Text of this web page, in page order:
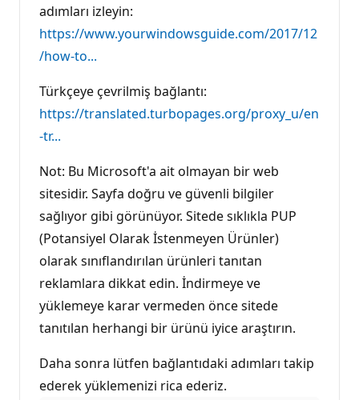
adımları izleyin:
https://www.yourwindowsguide.com/2017/12
/how-to...
Türkçeye çevrilmiş bağlantı:
https://translated.turbopages.org/proxy_u/en
-tr...
Not: Bu Microsoft'a ait olmayan bir web
sitesidir. Sayfa doğru ve güvenli bilgiler
sağlıyor gibi görünüyor. Sitede sıklıkla PUP
(Potansiyel Olarak İstenmeyen Ürünler)
olarak sınıflandırılan ürünleri tanıtan
reklamlara dikkat edin. İndirmeye ve
yüklemeye karar vermeden önce sitede
tanıtılan herhangi bir ürünü iyice araştırın.
Daha sonra lütfen bağlantıdaki adımları takip
ederek yüklemenizi rica ederiz.